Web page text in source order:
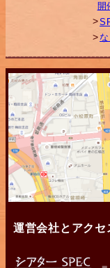
開
運営会社とアクセ